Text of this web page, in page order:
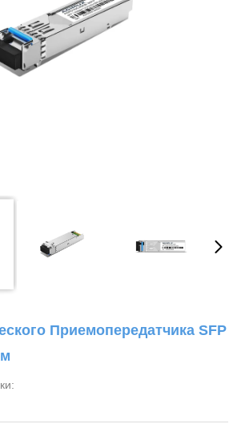
Приемопередатчика SFP